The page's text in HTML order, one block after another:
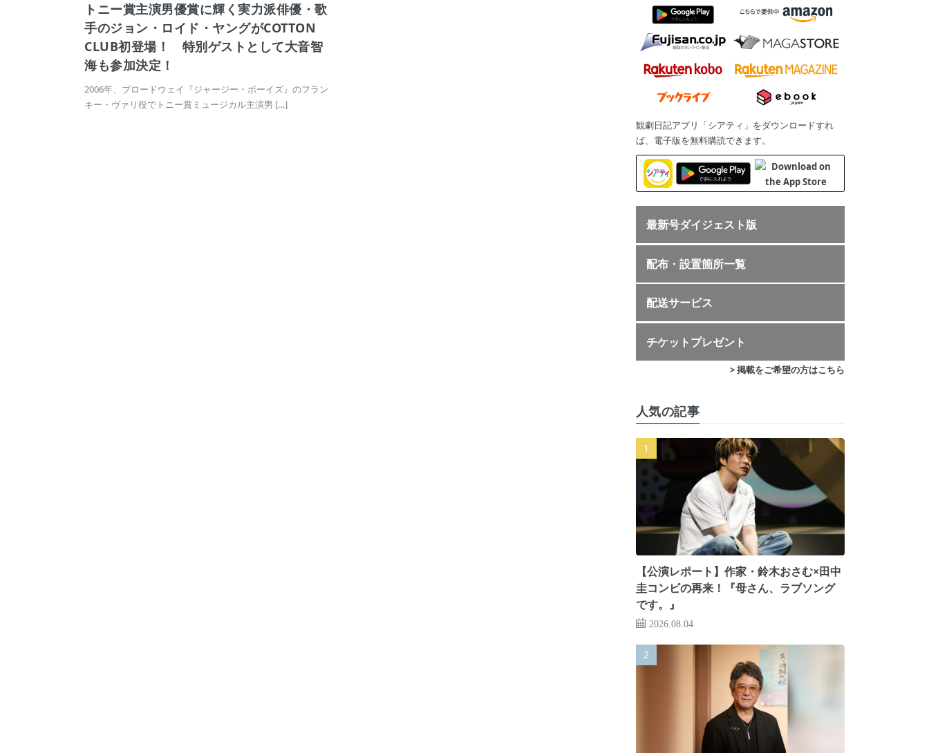
トニー賞主演男優賞に輝く実力派俳優・歌
手のジョン・ロイド・ヤングがCOTTON
CLUB初登場！ 特別ゲストとして大音智
海も参加決定！
2006年、ブロードウェイ『ジャージー・ボーイズ』のフラン
キー・ヴァリ役でトニー賞ミュージカル主演男 […]
観劇日記アプリ「シアティ」をダウンロードすれ
ば、電子版を無料購読できます。
最新号ダイジェスト版
配布・設置箇所一覧
配送サービス
チケットプレゼント
> 掲載をご希望の方はこちら
人気の記事
【公演レポート】作家・鈴木おさむ×田中
圭コンビの再来！『母さん、ラブソング
です。』
2026.08.04